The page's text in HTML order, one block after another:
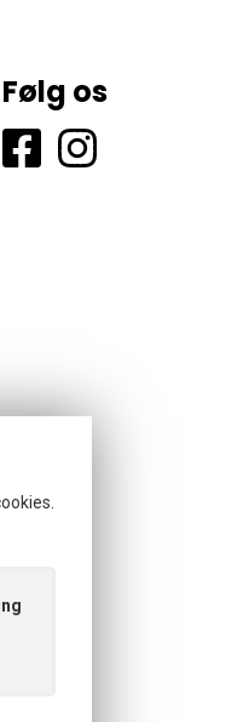
Følg os